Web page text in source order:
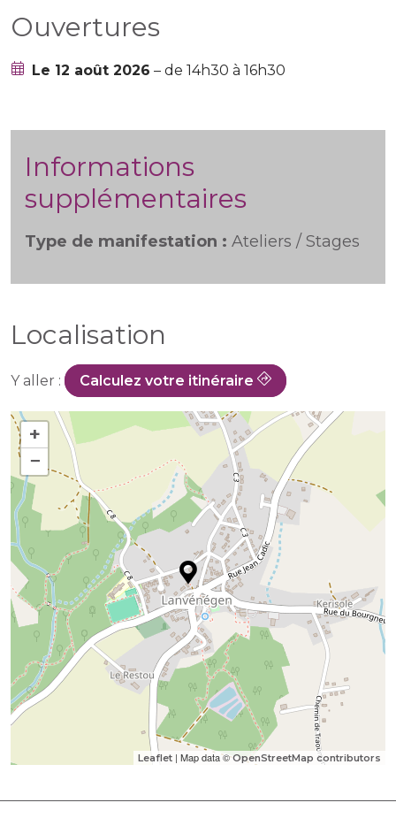
Ouvertures
Le 12 août 2026 – de 14h30 à 16h30
Informations
supplémentaires
Type de manifestation : Ateliers / Stages
Localisation
Y aller : Calculez votre itinéraire
+
−
Leaflet | Map data ©OpenStreetMap contributors